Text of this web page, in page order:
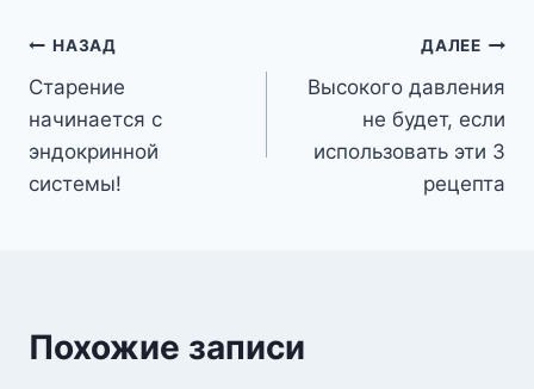
Навигация
по
записям
НАЗАД
Старение
начинается с
эндокринной
системы!
ДАЛЕЕ
Высокого давления
не будет, если
использовать эти 3
рецепта
Похожие записи